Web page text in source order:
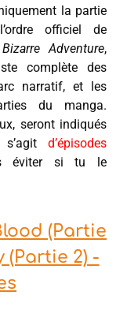
la partie
officiel de
Adventure,
complète des
narratif, et les
du manga.
seront indiqués
d’épisodes
éviter si tu le
(Partie
(Partie 2) -